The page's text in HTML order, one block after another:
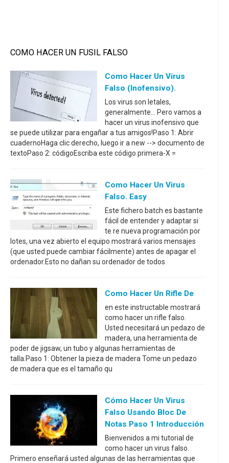
COMO HACER UN FUSIL FALSO
Como Hacer Un Virus
Falso (inofensivo).
Los virus son letales,
generalmente... Pero vamos a
hacer un virus inofensivo que
se puede utilizar para engañar a tus amigos!Paso 1: Abrir
cuadernoHaga clic derecho, luego ir a new --> documento de
textoPaso 2: códigoEscriba este código primera-X =
Como Hacer Un Virus
Falso. Easy
Este fichero batch es bastante
fácil de entender y adaptar si
te re nueva programación por
lotes, una vez abierto el equipo mostrará varios mensajes
(que usted puede cambiar fácilmente) antes de apagar el
ordenador.Esto no dañan su ordenador de todos
Como Hacer Un Rifle De
en este instructable mostrará
como hacer un rifle falso.
Usted necesitará un pedazo de
madera, una herramienta de
poder de jigsaw, un tubo y algunas herramientas de
talla.Paso 1: Obtener la pieza de madera Tome un pedazo
de madera que es el tamaño qu
Cómo Hacer Un Virus
Falso Usando Bloc De
Notas Paso 1 Introducción
Bienvenidos a mi tutorial de
como hacer un virus falso.
Primero enseñará usted algunas de las herramientas que